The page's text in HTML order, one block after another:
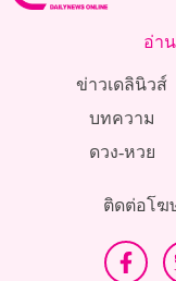
อ่า
ข่าวเดลินิวส์
บทความ
ดวง-หวย
ติดต่อโฆ